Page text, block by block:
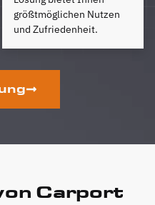
größtmöglichen Nutzen
und Zufriedenheit.
Carport